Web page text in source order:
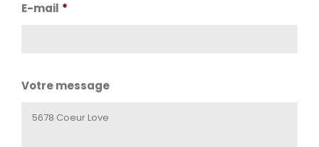
E-mail *
Votre message